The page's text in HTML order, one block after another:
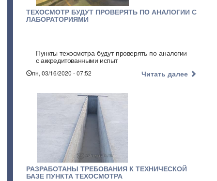
ТЕХОСМОТР БУДУТ ПРОВЕРЯТЬ ПО АНАЛОГИИ С
ЛАБОРАТОРИЯМИ
Пункты техосмотра будут проверять по аналогии
с аккредитованными испыт
пн, 03/16/2020 - 07:52 Читать далее
РАЗРАБОТАНЫ ТРЕБОВАНИЯ К ТЕХНИЧЕСКОЙ
БАЗЕ ПУНКТА ТЕХОСМОТРА